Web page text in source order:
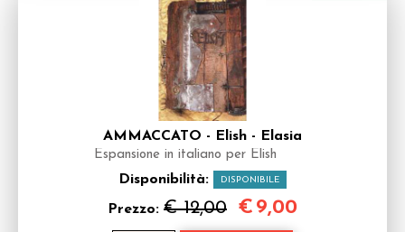
AMMACCATO - Elish - Elasia
Espansione in italiano per Elish
Disponibilità: DISPONIBILE
Prezzo: € 12,00 € 9,00